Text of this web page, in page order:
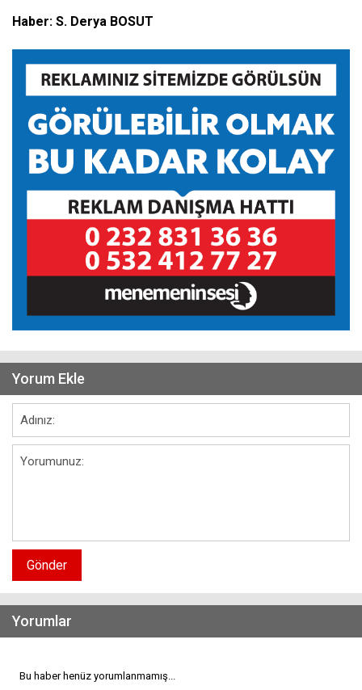
Haber: S. Derya BOSUT
Yorum Ekle
Gönder
Yorumlar
Bu haber henüz yorumlanmamış...